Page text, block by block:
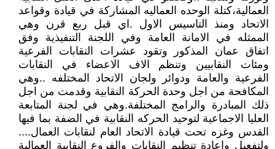
العمالية،كتلة الوحده العماليه المشاركة في قيادة وقواعد
الاتحاد ومنذ التاسيس الاول .اي قبل ربع قرن وهي
الممثله في الامانة العامة وفي اللجنة التنفيذية وفق
اتفاق عمان المذكور وتقود عشرات النقابات الفرعية
ومئات النقابيين وتنظم الاف الاعضاء في النقابات
الفرعية والعامة ودوائر ولجان الاتحاد المختلفه ..وهي
المكافحة من اجل وحدة الحركة النقابية وقدمت من اجل
ذلك المبادرة والرامج المختلفة.وهي في لجنة المتابعة
العليا الاجماعية لتوحيد الحركه النقابية في الضفة بما فيها
القدس وغزه تحت قيادة الاتحاد العام لنقابات العمال....
ولتفعيل واعادة تنظيم النقابات والفروع النقابية العمالية